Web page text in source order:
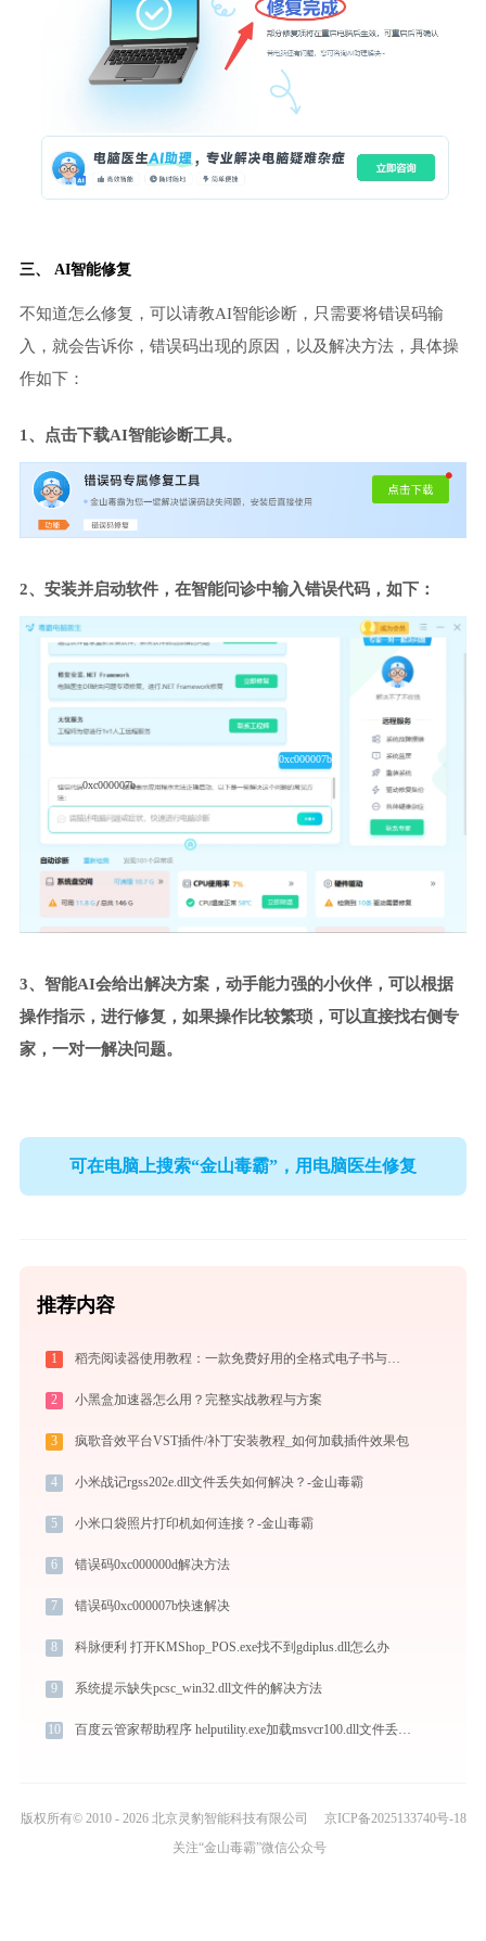
三、 AI智能修复
不知道怎么修复，可以请教AI智能诊断，只需要将错误码输
入，就会告诉你，错误码出现的原因，以及解决方法，具体操
作如下：
1、点击下载AI智能诊断工具。
2、安装并启动软件，在智能问诊中输入错误代码，如下：
0xc000007b
0xc000007b
3、智能AI会给出解决方案，动手能力强的小伙伴，可以根据
操作指示，进行修复，如果操作比较繁琐，可以直接找右侧专
家，一对一解决问题。
可在电脑上搜索“金山毒霸”，用电脑医生修复
推荐内容
1 稻壳阅读器使用教程：一款免费好用的全格式电子书与文档阅读神器
2 小黑盒加速器怎么用？完整实战教程与方案
3 疯歌音效平台VST插件/补丁安装教程_如何加载插件效果包
4 小米战记rgss202e.dll文件丢失如何解决？-金山毒霸
5 小米口袋照片打印机如何连接？-金山毒霸
6 错误码0xc000000d解决方法
7 错误码0xc000007b快速解决
8 科脉便利 打开KMShop_POS.exe找不到gdiplus.dll怎么办
9 系统提示缺失pcsc_win32.dll文件的解决方法
10 百度云管家帮助程序 helputility.exe加载msvcr100.dll文件丢失处理办法
版权所有© 2010 - 2026 北京灵豹智能科技有限公司
京ICP备2025133740号-18
关注“金山毒霸”微信公众号